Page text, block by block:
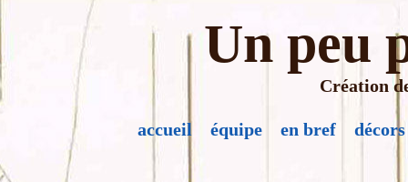
Un peu
Création
accueil équipe en bref décors